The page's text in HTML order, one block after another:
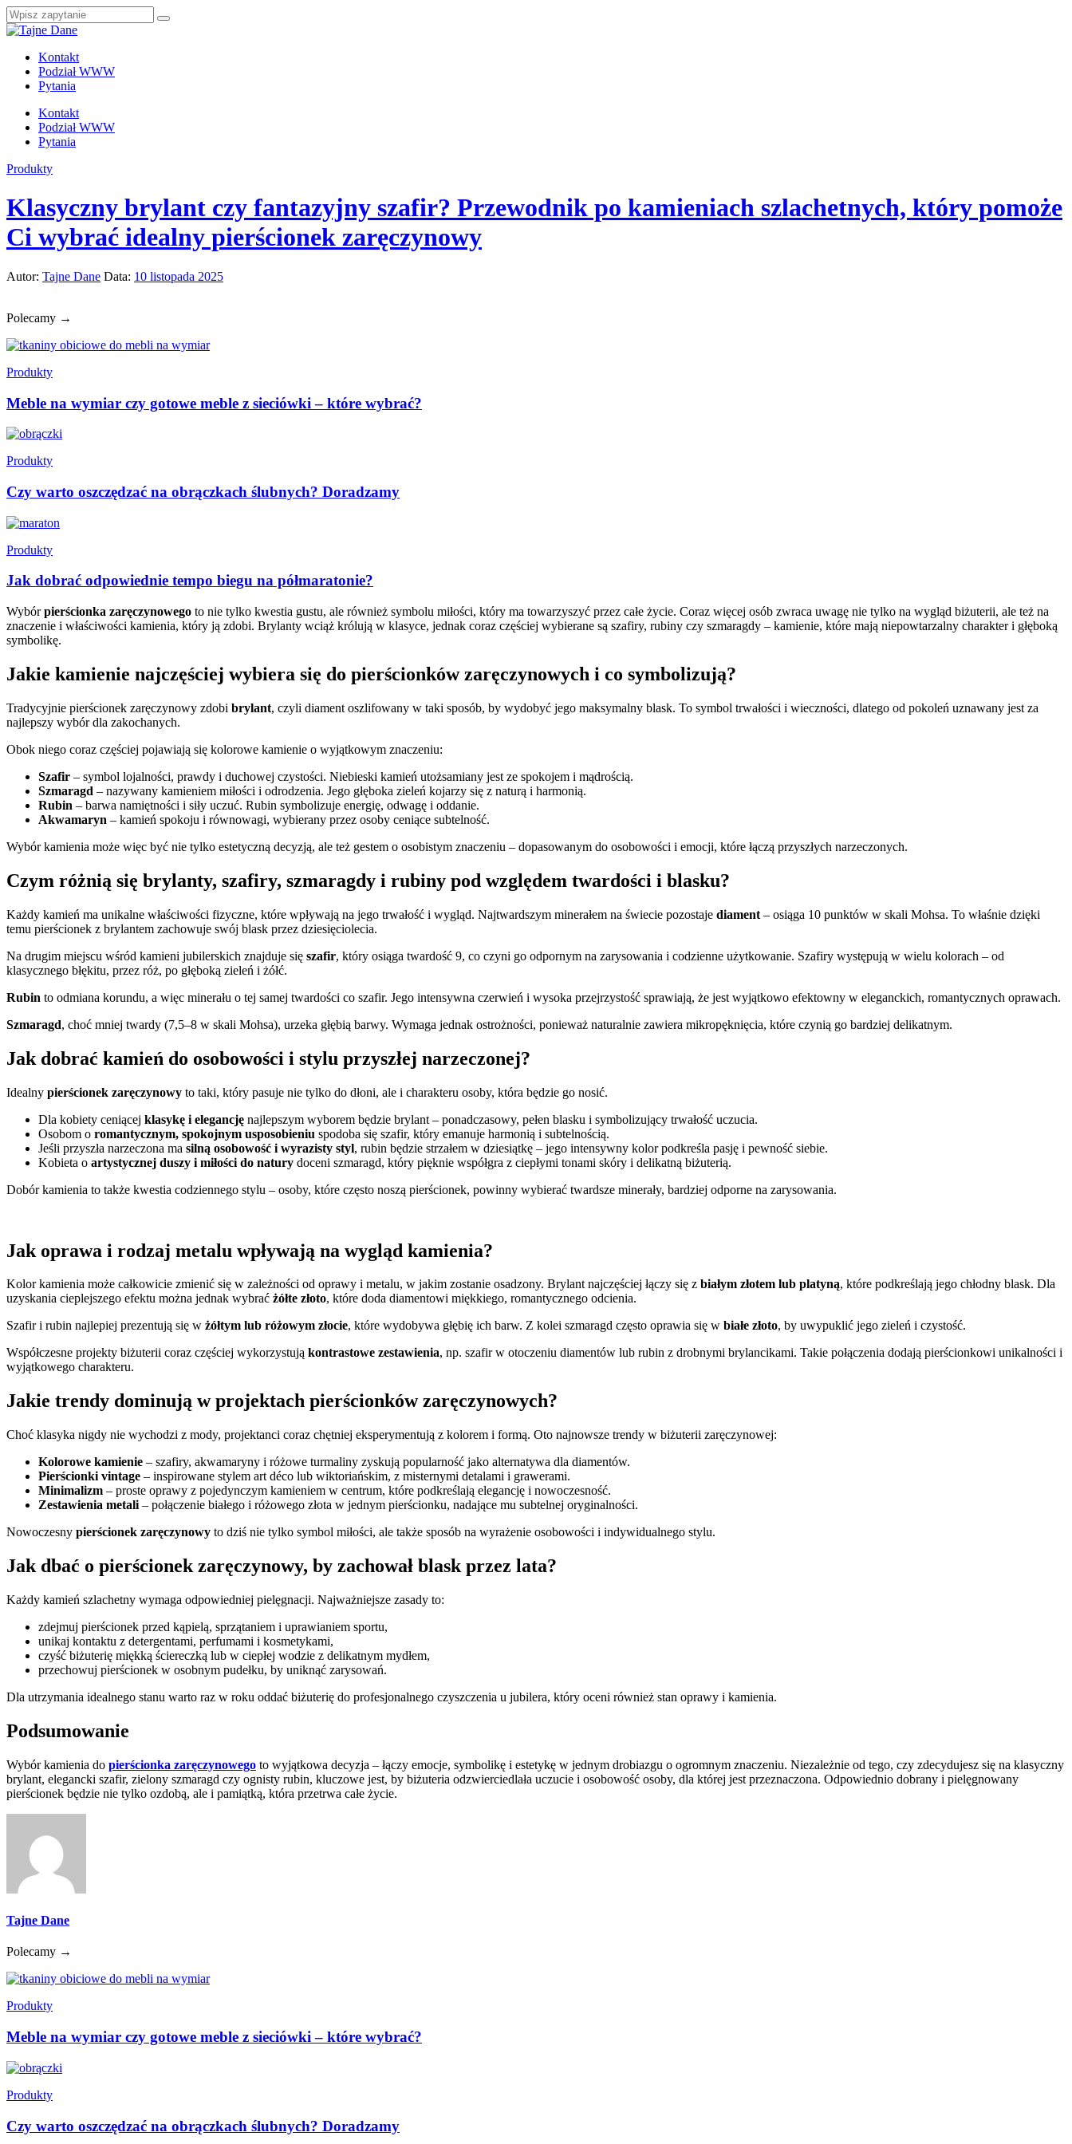
Kontakt
Podział WWW
Pytania
Kontakt
Podział WWW
Pytania
Produkty
Klasyczny brylant czy fantazyjny szafir? Przewodnik po kamieniach szlachetnych, który pomoże
Ci wybrać idealny pierścionek zaręczynowy
Autor: Tajne Dane Data: 10 listopada 2025
Polecamy →
Produkty
Meble na wymiar czy gotowe meble z sieciówki – które wybrać?
Produkty
Czy warto oszczędzać na obrączkach ślubnych? Doradzamy
Produkty
Jak dobrać odpowiednie tempo biegu na półmaratonie?
Wybórpierścionka zaręczynowego to nie tylko kwestia gustu, ale również symbolu miłości, który ma towarzyszyć przez całe życie. Coraz więcej osób zwraca uwagę nie tylko na wygląd biżuterii, ale też na
znaczenie i właściwości kamienia, który ją zdobi. Brylanty wciąż królują w klasyce, jednak coraz częściej wybierane są szafiry, rubiny czy szmaragdy – kamienie, które mają niepowtarzalny charakter i głęboką
symbolikę.
Jakie kamienie najczęściej wybiera się do pierścionków zaręczynowych i co symbolizują?
Tradycyjnie pierścionek zaręczynowy zdobi brylant, czyli diament oszlifowany w taki sposób, by wydobyć jego maksymalny blask. To symbol trwałości i wieczności, dlatego od pokoleń uznawany jest za
najlepszy wybór dla zakochanych.
Obok niego coraz częściej pojawiają się kolorowe kamienie o wyjątkowym znaczeniu:
Szafir – symbol lojalności, prawdy i duchowej czystości. Niebieski kamień utożsamiany jest ze spokojem i mądrością.
Szmaragd – nazywany kamieniem miłości i odrodzenia. Jego głęboka zieleń kojarzy się z naturą i harmonią.
Rubin – barwa namiętności i siły uczuć. Rubin symbolizuje energię, odwagę i oddanie.
Akwamaryn – kamień spokoju i równowagi, wybierany przez osoby ceniące subtelność.
Wybór kamienia może więc być nie tylko estetyczną decyzją, ale też gestem o osobistym znaczeniu – dopasowanym do osobowości i emocji, które łączą przyszłych narzeczonych.
Czym różnią się brylanty, szafiry, szmaragdy i rubiny pod względem twardości i blasku?
Każdy kamień ma unikalne właściwości fizyczne, które wpływają na jego trwałość i wygląd. Najtwardszym minerałem na świecie pozostaje diament – osiąga 10 punktów w skali Mohsa. To właśnie dzięki
temu pierścionek z brylantem zachowuje swój blask przez dziesięciolecia.
Na drugim miejscu wśród kamieni jubilerskich znajduje się szafir, który osiąga twardość 9, co czyni go odpornym na zarysowania i codzienne użytkowanie. Szafiry występują w wielu kolorach – od
klasycznego błękitu, przez róż, po głęboką zieleń i żółć.
Rubin to odmiana korundu, a więc minerału o tej samej twardości co szafir. Jego intensywna czerwień i wysoka przejrzystość sprawiają, że jest wyjątkowo efektowny w eleganckich, romantycznych oprawach.
Szmaragd, choć mniej twardy (7,5–8 w skali Mohsa), urzeka głębią barwy. Wymaga jednak ostrożności, ponieważ naturalnie zawiera mikropęknięcia, które czynią go bardziej delikatnym.
Jak dobrać kamień do osobowości i stylu przyszłej narzeczonej?
Idealny pierścionek zaręczynowy to taki, który pasuje nie tylko do dłoni, ale i charakteru osoby, która będzie go nosić.
Dla kobiety ceniącej klasykę i elegancję najlepszym wyborem będzie brylant – ponadczasowy, pełen blasku i symbolizujący trwałość uczucia.
Osobom o romantycznym, spokojnym usposobieniu spodoba się szafir, który emanuje harmonią i subtelnością.
Jeśli przyszła narzeczona ma silną osobowość i wyrazisty styl, rubin będzie strzałem w dziesiątkę – jego intensywny kolor podkreśla pasję i pewność siebie.
Kobieta o artystycznej duszy i miłości do natury doceni szmaragd, który pięknie współgra z ciepłymi tonami skóry i delikatną biżuterią.
Dobór kamienia to także kwestia codziennego stylu – osoby, które często noszą pierścionek, powinny wybierać twardsze minerały, bardziej odporne na zarysowania.
Jak oprawa i rodzaj metalu wpływają na wygląd kamienia?
Kolor kamienia może całkowicie zmienić się w zależności od oprawy i metalu, w jakim zostanie osadzony. Brylant najczęściej łączy się z białym złotem lub platyną, które podkreślają jego chłodny blask. Dla
uzyskania cieplejszego efektu można jednak wybrać żółte złoto, które doda diamentowi miękkiego, romantycznego odcienia.
Szafir i rubin najlepiej prezentują się w żółtym lub różowym złocie, które wydobywa głębię ich barw. Z kolei szmaragd często oprawia się w białe złoto, by uwypuklić jego zieleń i czystość.
Współczesne projekty biżuterii coraz częściej wykorzystują kontrastowe zestawienia, np. szafir w otoczeniu diamentów lub rubin z drobnymi brylancikami. Takie połączenia dodają pierścionkowi unikalności i
wyjątkowego charakteru.
Jakie trendy dominują w projektach pierścionków zaręczynowych?
Choć klasyka nigdy nie wychodzi z mody, projektanci coraz chętniej eksperymentują z kolorem i formą. Oto najnowsze trendy w biżuterii zaręczynowej:
Kolorowe kamienie – szafiry, akwamaryny i różowe turmaliny zyskują popularność jako alternatywa dla diamentów.
Pierścionki vintage – inspirowane stylem art déco lub wiktoriańskim, z misternymi detalami i grawerami.
Minimalizm – proste oprawy z pojedynczym kamieniem w centrum, które podkreślają elegancję i nowoczesność.
Zestawienia metali – połączenie białego i różowego złota w jednym pierścionku, nadające mu subtelnej oryginalności.
Nowoczesny pierścionek zaręczynowy to dziś nie tylko symbol miłości, ale także sposób na wyrażenie osobowości i indywidualnego stylu.
Jak dbać o pierścionek zaręczynowy, by zachował blask przez lata?
Każdy kamień szlachetny wymaga odpowiedniej pielęgnacji. Najważniejsze zasady to:
zdejmuj pierścionek przed kąpielą, sprzątaniem i uprawianiem sportu,
unikaj kontaktu z detergentami, perfumami i kosmetykami,
czyść biżuterię miękką ściereczką lub w ciepłej wodzie z delikatnym mydłem,
przechowuj pierścionek w osobnym pudełku, by uniknąć zarysowań.
Dla utrzymania idealnego stanu warto raz w roku oddać biżuterię do profesjonalnego czyszczenia u jubilera, który oceni również stan oprawy i kamienia.
Podsumowanie
Wybór kamienia do pierścionka zaręczynowego to wyjątkowa decyzja – łączy emocje, symbolikę i estetykę w jednym drobiazgu o ogromnym znaczeniu. Niezależnie od tego, czy zdecydujesz się na klasyczny
brylant, elegancki szafir, zielony szmaragd czy ognisty rubin, kluczowe jest, by biżuteria odzwierciedlała uczucie i osobowość osoby, dla której jest przeznaczona. Odpowiednio dobrany i pielęgnowany
pierścionek będzie nie tylko ozdobą, ale i pamiątką, która przetrwa całe życie.
Tajne Dane
Polecamy →
Produkty
Meble na wymiar czy gotowe meble z sieciówki – które wybrać?
Produkty
Czy warto oszczędzać na obrączkach ślubnych? Doradzamy